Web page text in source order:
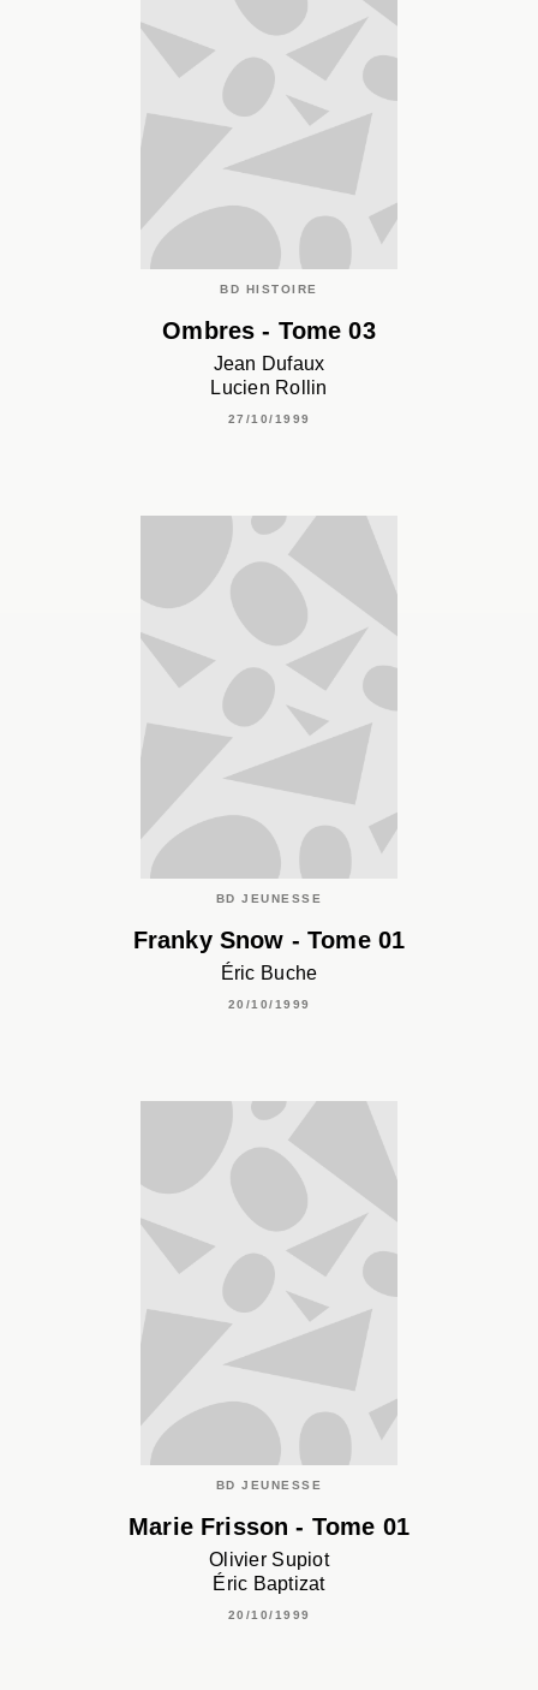
BD HISTOIRE
Ombres - Tome 03
Jean Dufaux
Lucien Rollin
27/10/1999
BD JEUNESSE
Franky Snow - Tome 01
Éric Buche
20/10/1999
BD JEUNESSE
Marie Frisson - Tome 01
Olivier Supiot
Éric Baptizat
20/10/1999